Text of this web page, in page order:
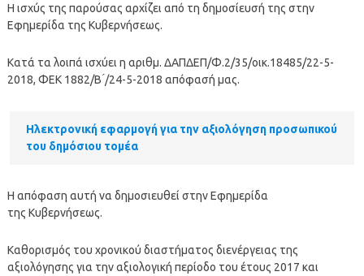
Η ισχύς της παρούσας αρχίζει από τη δημοσίευσή της στην
Εφημερίδα της Κυβερνήσεως.
Κατά τα λοιπά ισχύει η αριθμ. ΔΑΠΔΕΠ/Φ.2/35/οικ.18485/22-5-
2018, ΦΕΚ 1882/Β ́/24-5-2018 απόφασή μας.
Ηλεκτρονική εφαρμογή για την αξιολόγηση προσωπικού
του δημόσιου τομέα
Η απόφαση αυτή να δημοσιευθεί στην Εφημερίδα
της Κυβερνήσεως.
Καθορισμός του χρονικού διαστήματος διενέργειας της
αξιολόγησης για την αξιολογική περίοδο του έτους 2017 και